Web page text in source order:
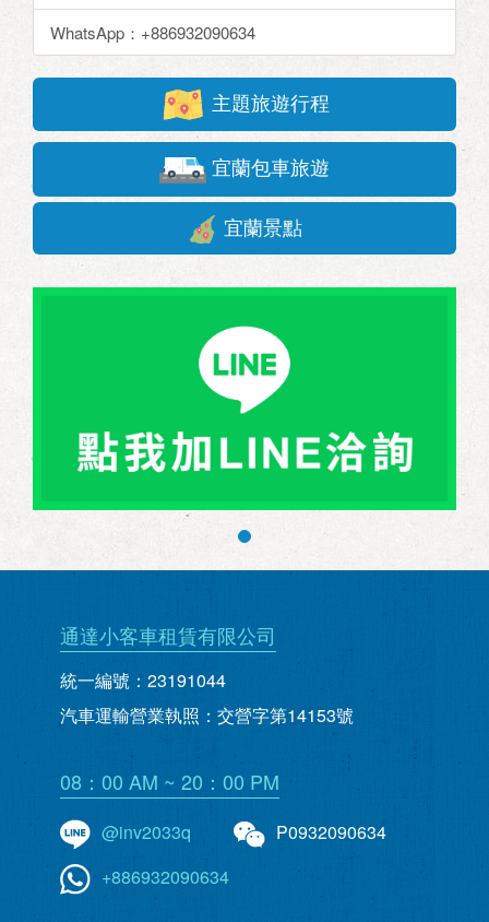
WhatsApp：+886932090634
主題旅遊行程
宜蘭包車旅遊
宜蘭景點
通達小客車租賃有限公司
統一編號：23191044
汽車運輸營業執照：交營字第14153號
08：00 AM ~ 20：00 PM
@inv2033q
P0932090634
+886932090634